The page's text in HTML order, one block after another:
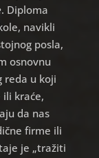
. Diploma
navikli
posla,
osnovnu
reda u koji
ili kraće,
da nas
firme ili
je „tražiti